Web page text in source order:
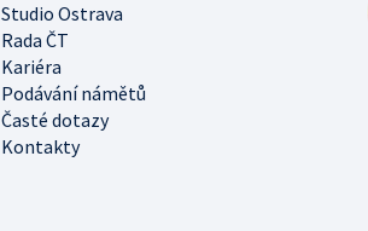
Studio Ostrava
Rada ČT
Kariéra
Podávání námětů
Časté dotazy
Kontakty